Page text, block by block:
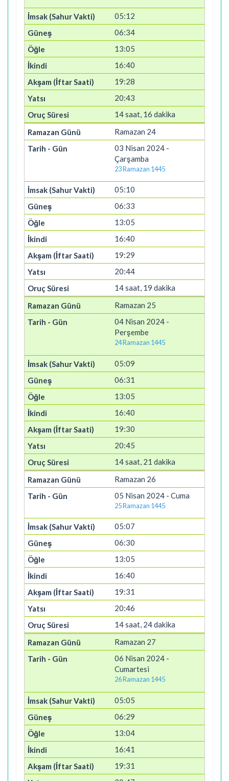
05:12
06:34
13:05
16:40
19:28
20:43
14 saat, 16 dakika
Ramazan 24
03 Nisan 2024 -
Çarşamba
23 Ramazan 1445
05:10
06:33
13:05
16:40
19:29
20:44
14 saat, 19 dakika
Ramazan 25
04 Nisan 2024 -
Perşembe
24 Ramazan 1445
05:09
06:31
13:05
16:40
19:30
20:45
14 saat, 21 dakika
Ramazan 26
05 Nisan 2024 - Cuma
25 Ramazan 1445
05:07
06:30
13:05
16:40
19:31
20:46
14 saat, 24 dakika
Ramazan 27
06 Nisan 2024 -
Cumartesi
26 Ramazan 1445
05:05
06:29
13:04
16:41
19:31